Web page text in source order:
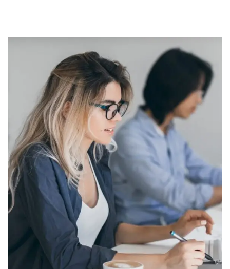
The Complete Graphic
Design Theory for
Beginners Course
$45 .00
QUANTITY
Añadir al carrito